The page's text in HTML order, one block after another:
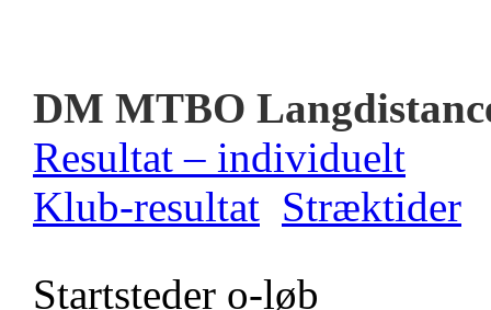
DM MTBO
Resultat – individuelt
Klub-resultat Stræktider
Startsteder o-løb